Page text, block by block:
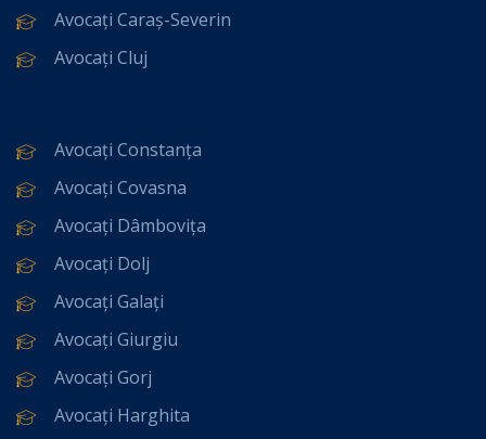
Avocați Caraș-Severin
Avocați Cluj
Avocați Constanța
Avocați Covasna
Avocați Dâmbovița
Avocați Dolj
Avocați Galați
Avocați Giurgiu
Avocați Gorj
Avocați Harghita